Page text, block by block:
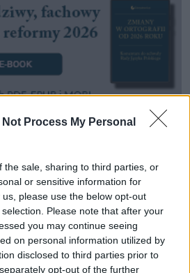
Not Process My Personal
the sale, sharing to third parties, or
or sensitive information for
please use the below opt-out
Please note that after your
you may continue seeing
on personal information utilized by
disclosed to third parties prior to
opt-out of the further
abonenci Dobrego słownika.
SPRAWDŹ